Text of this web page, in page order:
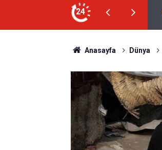
24
i havaînin kulağına girip dilinden çıktığı
Anasayfa Dünya